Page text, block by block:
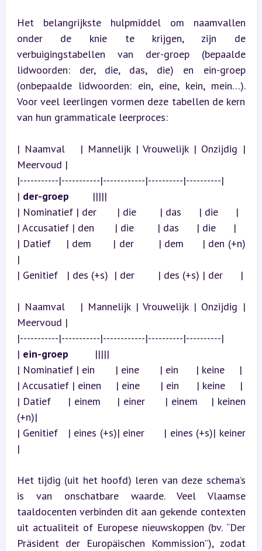
Het belangrijkste hulpmiddel om naamvallen
onder de knie te krijgen, zijn de
verbuigingstabellen van der-groep (bepaalde
lidwoorden: der, die, das, die) en ein-groep
(onbepaalde lidwoorden: ein, eine, kein, mein…).
Voor veel leerlingen vormen deze tabellen de kern
van hun grammaticale leerproces:
| Naamval   | Mannelijk | Vrouwelijk | Onzijdig |
Meervoud |
|-----------|-----------|------------|----------|----------|
| der-groep
        |||||
| Nominatief | der       | die        | das      | die      |
| Accusatief | den       | die        | das      | die      |
| Datief     | dem       | der        | dem      | den (+n)
|
| Genitief   | des (+s)  | der        | des (+s) | der      |
| Naamval   | Mannelijk | Vrouwelijk | Onzijdig |
Meervoud |
|-----------|-----------|------------|----------|----------|
| ein-groep
         |||||
| Nominatief | ein       | eine       | ein      | keine     |
| Accusatief | einen     | eine       | ein      | keine     |
| Datief     | einem     | einer      | einem    | keinen
(+n)|
| Genitief   | eines (+s)| einer      | eines (+s)| keiner
|
Het tijdig (uit het hoofd) leren van deze schema’s
is van onschatbare waarde. Veel Vlaamse
taaldocenten verbinden dit aan gekende contexten
uit actualiteit of Europese nieuwskoppen (bv. “Der
Präsident der Europäischen Kommission”), zodat